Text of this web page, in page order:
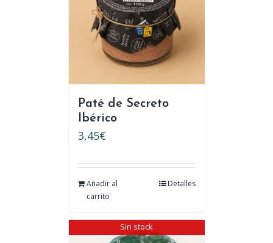
Paté de Secreto
Ibérico
3,45€
Añadir al
carrito
Detalles
Sin stock